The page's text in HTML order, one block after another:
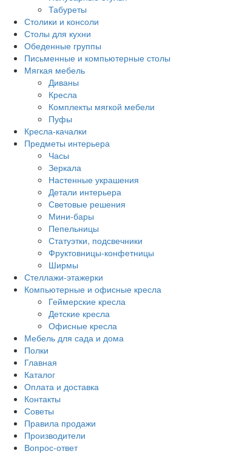
Табуреты
Столики и консоли
Столы для кухни
Обеденные группы
Письменные и компьютерные столы
Мягкая мебель
Диваны
Кресла
Комплекты мягкой мебели
Пуфы
Кресла-качалки
Предметы интерьера
Часы
Зеркала
Настенные украшения
Детали интерьера
Световые решения
Мини-бары
Пепельницы
Статуэтки, подсвечники
Фруктовницы-конфетницы
Ширмы
Стеллажи-этажерки
Компьютерные и офисные кресла
Геймерские кресла
Детские кресла
Офисные кресла
Мебель для сада и дома
Полки
Главная
Каталог
Оплата и доставка
Контакты
Советы
Правила продажи
Производители
Вопрос-ответ